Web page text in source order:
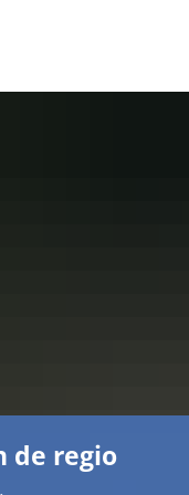
de regio